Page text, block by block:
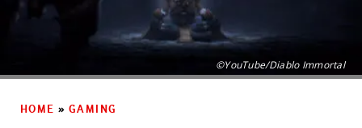
©YouTube/Diablo Immortal
HOME » GAMING